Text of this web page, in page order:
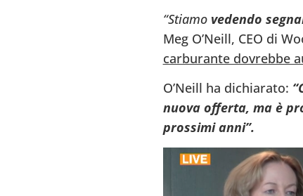
“Stiamo vedendo
Meg O’Neill, CEO di
carburante dovrebbe
O’Neill ha dichiarato:
nuova offerta, ma è
prossimi anni”.